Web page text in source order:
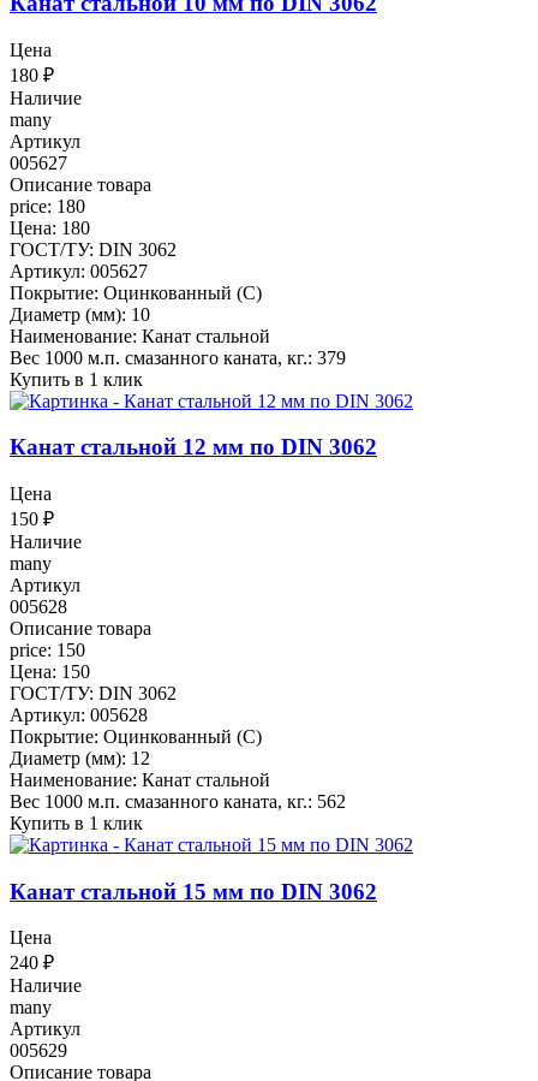
Цена
180 ₽
Наличие
many
Артикул
005627
Описание товара
price: 180
Цена: 180
ГОСТ/ТУ: DIN 3062
Артикул: 005627
Покрытие: Оцинкованный (С)
Диаметр (мм): 10
Наименование: Канат стальной
Вес 1000 м.п. смазанного каната, кг.: 379
Купить в 1 клик
Канат стальной 12 мм по DIN 3062
Цена
150 ₽
Наличие
many
Артикул
005628
Описание товара
price: 150
Цена: 150
ГОСТ/ТУ: DIN 3062
Артикул: 005628
Покрытие: Оцинкованный (С)
Диаметр (мм): 12
Наименование: Канат стальной
Вес 1000 м.п. смазанного каната, кг.: 562
Купить в 1 клик
Канат стальной 15 мм по DIN 3062
Цена
240 ₽
Наличие
many
Артикул
005629
Описание товара